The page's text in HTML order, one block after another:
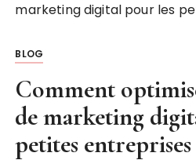
marketing digital pour les
BLOG
Comment
de marketing
petites entreprises